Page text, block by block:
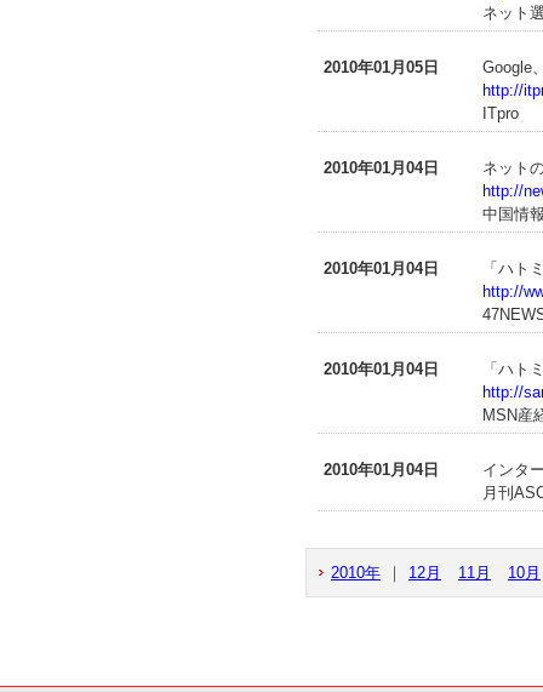
ネット
2010年01月05日
Google
http://
ITpro
2010年01月04日
ネット
http://
中国情
2010年01月04日
「ハト
http://
2010年01月04日
「ハト
http://
MSN産
2010年01月04日
インタ
月刊
2010年 ｜ 12月 11月 10月